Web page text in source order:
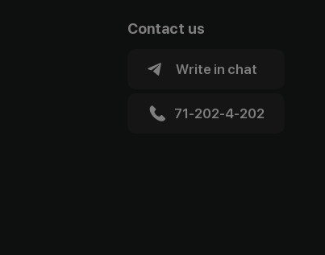
Contact us
Write in chat
71-202-4-202